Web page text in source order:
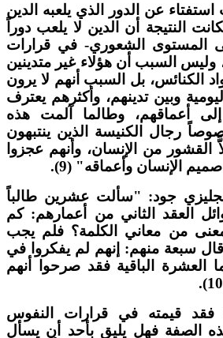
عن الدور الذي يلعبه الدين
النتيجة أن الدين لا يلعب دوراً
المستوى الشعوري- في قرارات
السبب أن هؤلاء غير متدينين
بل السبب أنهم لا يرون
وبين تدينهم، وأكثرهم يعترف
أعماقهم، وطالما آلمت هذه
رجال الكنيسة الذين ينتبهون
القشور من الإنسان، وأنهم عجزوا
الإنسان وأعماقه" (9).
جود: "سألت عشرين طالباً
العقد الثاني من أعمارهم: كم
من معاني الكلمة؟ فلم يجب
سبعة منهم: إنهم لم يفكروا في
العشرة الباقية فقد صرحوا أنهم
قيمته في قرارات النفوس
الصفة فهل يليق بأحد أن يسأل